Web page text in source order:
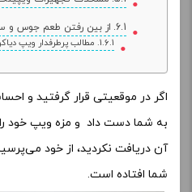
از بین رفتن طعم جوس و
مطالب پرطرفدار ویپ
اگر در موقعیتی قرار گرفتید و
به شما دست داد و مزه ویپ خود
آن دریافت نکردید، از خود
شما افتاده است.